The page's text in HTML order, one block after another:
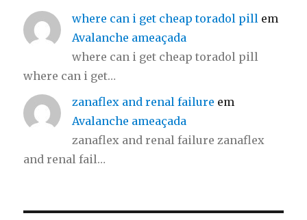
where can i get cheap toradol pill em
Avalanche ameaçada
where can i get cheap toradol pill
where can i get…
zanaflex and renal failure em
Avalanche ameaçada
zanaflex and renal failure zanaflex
and renal fail…